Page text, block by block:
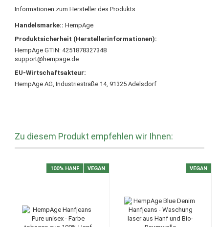
Informationen zum Hersteller des Produkts
Handelsmarke:: HempAge
Produktsicherheit (Herstellerinformationen):
HempAge GTIN: 4251878327348
support@hempage.de
EU-Wirtschaftsakteur:
HempAge AG, Industriestraße 14, 91325 Adelsdorf
Zu diesem Produkt empfehlen wir Ihnen:
100% HANF VEGAN VEGAN